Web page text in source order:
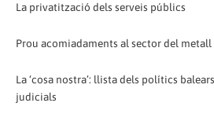
La privatització dels serveis públics
Prou acomiadaments al sector del metall
La ‘cosa nostra’: llista dels polítics
judicials